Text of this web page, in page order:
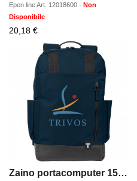
Epen lineArt. 12018600 - Non
Disponibile
20,18 €Prezzo
scontato
Zaino portacomputer 156 Compu - 14L